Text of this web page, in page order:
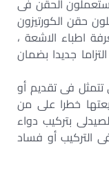
الحقن فى
حقن الكورتيزون
اطباء الاشعة ،
جديدا بضمان
تتمثل فى تقديم أو
خطرا على من
بتركيب دواء
أو فساد